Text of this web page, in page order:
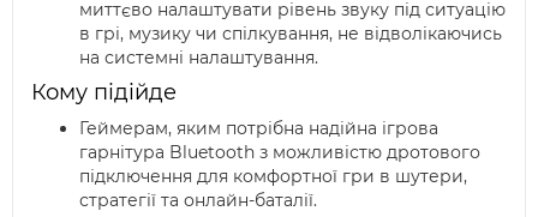
миттєво налаштувати рівень звуку під ситуацію
в грі, музику чи спілкування, не відволікаючись
на системні налаштування.
Кому підійде
Геймерам, яким потрібна надійна ігрова
гарнітура Bluetooth з можливістю дротового
підключення для комфортної гри в шутери,
стратегії та онлайн-баталії.